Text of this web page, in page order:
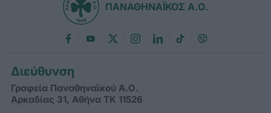
ΠΑΝΑΘΗΝΑΪΚΟΣ Α.Ο.
Διεύθυνση
Γραφεία Παναθηναϊκού Α.Ο.
Αρκαδίας 31, Αθήνα ΤΚ 11526